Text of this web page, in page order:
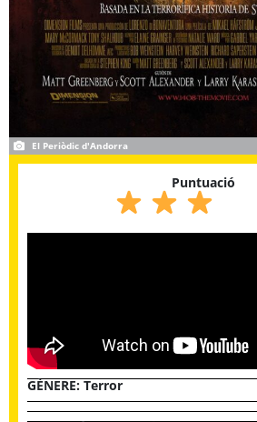
El Periòdic d'Andorra
Puntuació
GÈNERE: Terror